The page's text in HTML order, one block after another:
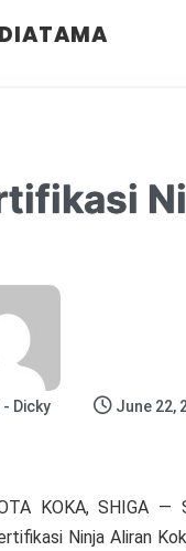
Dicky June 22,
KOKA, SHIGA —
Ninja Aliran